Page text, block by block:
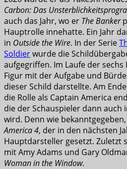
Carbon: Das
auch das Jahr, wo er The Banker
Hauptrolle innehatte. Ein Jahr
in Outside the Wire. In der Serie
Soldierwurde die
aufgegriffen. Im Laufe der sechs
Figur mit der Aufgabe und
dieser Schild darstellte. Am
die Rolle als Captain America
die der Schauspieler dann auch
wird. Denn wie
America 4, der in den nächsten
Hauptdarsteller gesetzt. Zuletzt
mit Amy Adams und Gary
Woman in the Window.